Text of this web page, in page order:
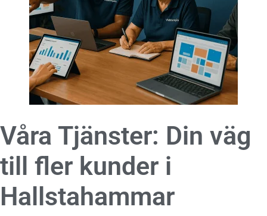
Våra Tjänster: Din väg
till fler kunder i
Hallstahammar